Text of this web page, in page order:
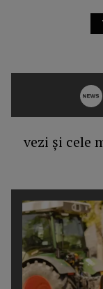
vezi și cele